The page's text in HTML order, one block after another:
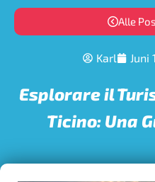
Alle
Karl Juni
Esplorare il
Ticino: Una